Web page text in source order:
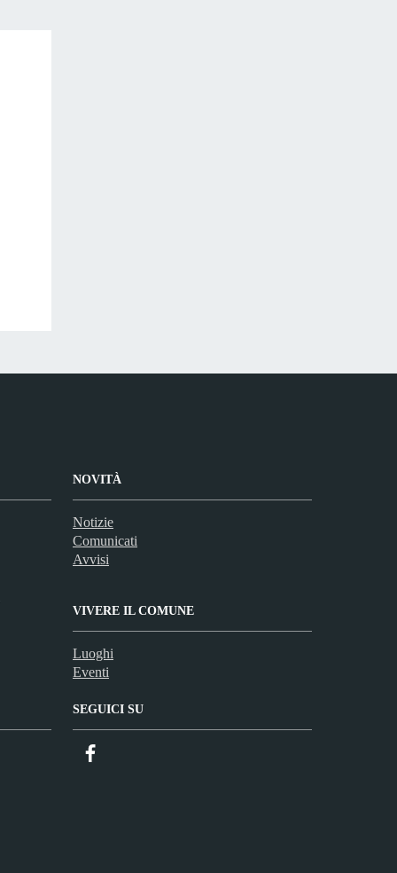
NOVITÀ
Notizie
Comunicati
Avvisi
VIVERE IL COMUNE
Luoghi
Eventi
SEGUICI SU